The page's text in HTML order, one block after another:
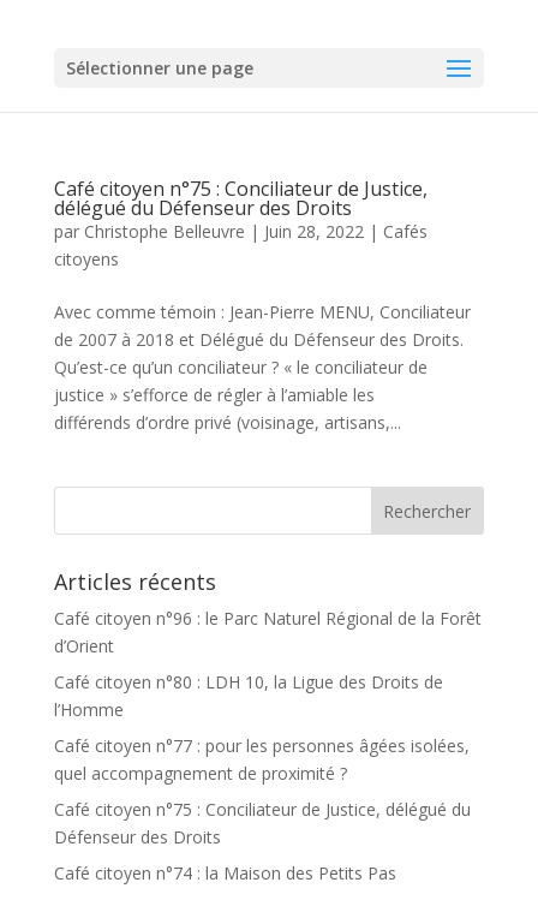
Sélectionner une page
Café citoyen n°75 : Conciliateur de Justice,
délégué du Défenseur des Droits
par Christophe Belleuvre | Juin 28, 2022| Cafés
citoyens
Avec comme témoin : Jean-Pierre MENU, Conciliateur
de 2007 à 2018 et Délégué du Défenseur des Droits.
Qu’est-ce qu’un conciliateur ? « le conciliateur de
justice » s’efforce de régler à l’amiable les
différends d’ordre privé (voisinage, artisans,...
Articles récents
Café citoyen n°96 : le Parc Naturel Régional de la Forêt
d’Orient
Café citoyen n°80 : LDH 10, la Ligue des Droits de
l’Homme
Café citoyen n°77 : pour les personnes âgées isolées,
quel accompagnement de proximité ?
Café citoyen n°75 : Conciliateur de Justice, délégué du
Défenseur des Droits
Café citoyen n°74 : la Maison des Petits Pas